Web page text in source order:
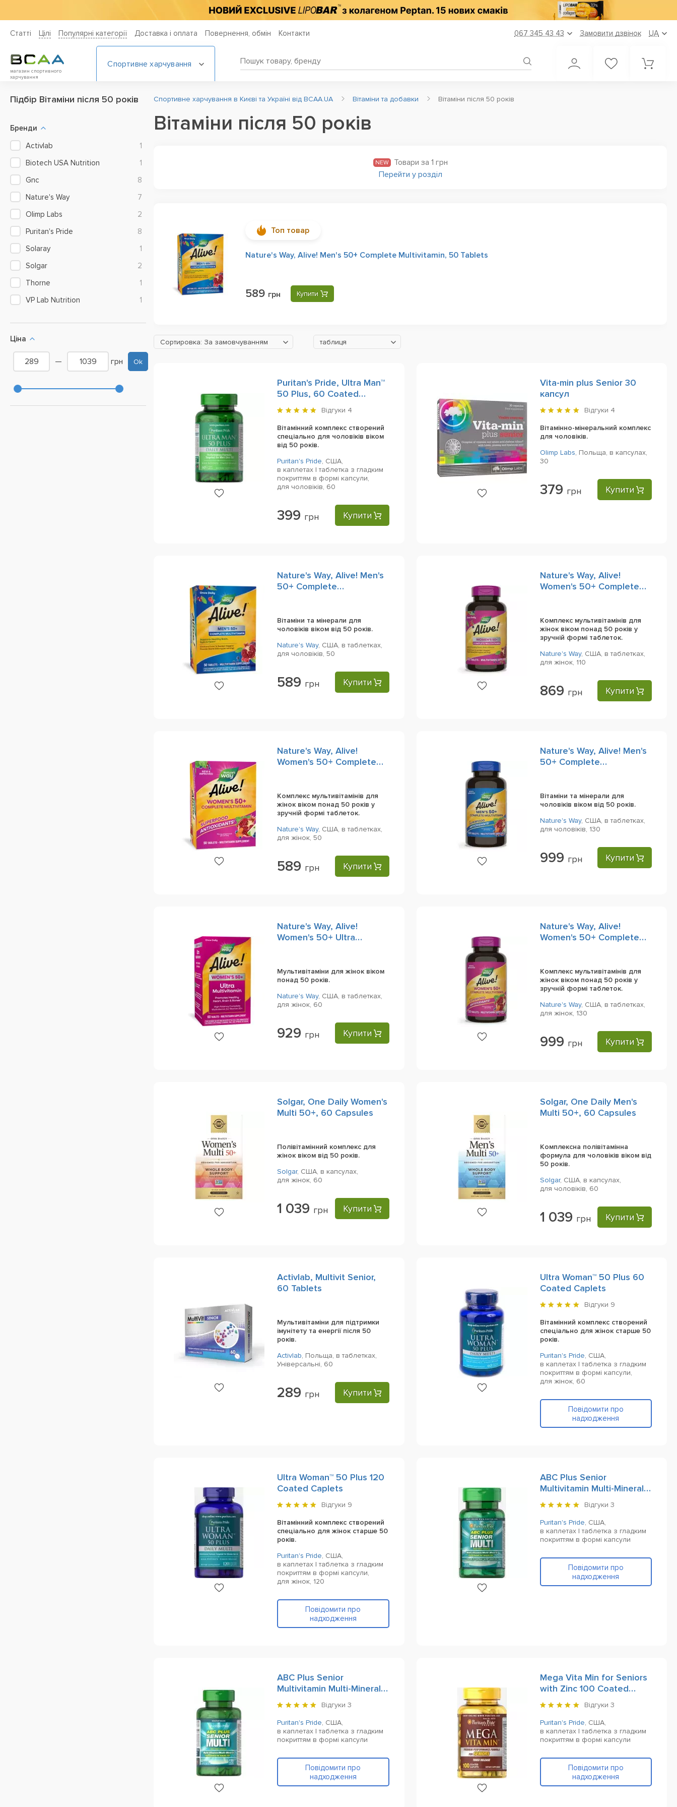
Статті Цiлi Популярні категорії Доставка і оплата Повернення, обмін Контакти 067 345 43 43 Замовити дзвінок UA
магазин спортивного
харчування
Спортивне харчування
Підбір Вітаміни після 50 років
Бренди
Activlab
1
Biotech USA Nutrition
1
Gnc
8
Nature's Way
7
Olimp Labs
2
Puritan's Pride
8
Solaray
1
Solgar
2
Thorne
1
VP Lab Nutrition
1
Ціна
— грн Ok
Спортивне харчування в Києві та Україні від BCAA.UA Вітаміни та добавки Вітаміни після 50 років
Вітаміни після 50 років
NEW
Товари за 1 грн
Перейти у розділ
Топ товар
Nature's Way, Alive! Men's 50+ Complete Multivitamin, 50 Tablets
589 грн Купити
Сортировка: За замовчуванням таблиця
Puritan's Pride, Ultra Man™
50 Plus, 60 Сoated
Сaplets
Відгуки 4
Вітамінний комплекс створений
спеціально для чоловіків віком
від 50 років.
Puritan's Pride, США,
в каплетах | таблетка з гладким
покриттям в формі капсули,
для чоловіків, 60
399 грн Купити
Vita-min plus Senior 30
капсул
Відгуки 4
Вітамінно-мінеральний комплекс
для чоловіків.
Olimp Labs, Польща, в капсулах,
30
379 грн Купити
Nature's Way, Alive! Men's
50+ Complete
Вітаміни та мінерали для
чоловіків віком від 50 років.
Nature's Way, США, в таблетках,
для чоловіків, 50
589 грн Купити
Nature's Way, Alive!
Women's 50+ Complete
Комплекс мультивітамінів для
жінок віком понад 50 років у
зручній формі таблеток.
Nature's Way, США, в таблетках,
для жінок, 110
869 грн Купити
Nature's Way, Alive!
Women's 50+ Complete
Комплекс мультивітамінів для
жінок віком понад 50 років у
зручній формі таблеток.
Nature's Way, США, в таблетках,
для жінок, 50
589 грн Купити
Nature's Way, Alive! Men's
50+ Complete
Вітаміни та мінерали для
чоловіків віком від 50 років.
Nature's Way, США, в таблетках,
для чоловіків, 130
999 грн Купити
Nature's Way, Alive!
Women's 50+ Ultra
Мультивітаміни для жінок віком
понад 50 років.
Nature's Way, США, в таблетках,
для жінок, 60
929 грн Купити
Nature's Way, Alive!
Women's 50+ Complete
Комплекс мультивітамінів для
жінок віком понад 50 років у
зручній формі таблеток.
Nature's Way, США, в таблетках,
для жінок, 130
999 грн Купити
Solgar, One Daily Women's
Multi 50+, 60 Capsules
Полівітамінний комплекс для
жінок віком від 50 років.
Solgar, США, в капсулах,
для жінок, 60
1 039 грн Купити
Solgar, One Daily Men's
Multi 50+, 60 Capsules
Комплексна полівітамінна
формула для чоловіків віком від
50 років.
Solgar, США, в капсулах,
для чоловіків, 60
1 039 грн Купити
Activlab, Multivit Senior,
60 Tablets
Мультивітаміни для підтримки
імунітету та енергії після 50
років.
Activlab, Польща, в таблетках,
Універсальні, 60
289 грн Купити
Ultra Woman™ 50 Plus 60
Coated Caplets
Відгуки 9
Вітамінний комплекс створений
спеціально для жінок старше 50
років.
Puritan's Pride, США,
в каплетах | таблетка з гладким
покриттям в формі капсули,
для жінок, 60
Повідомити про
надходження
Ultra Woman™ 50 Plus 120
Coated Caplets
Відгуки 9
Вітамінний комплекс створений
спеціально для жінок старше 50
років.
Puritan's Pride, США,
в каплетах | таблетка з гладким
покриттям в формі капсули,
для жінок, 120
Повідомити про
надходження
ABC Plus Senior
Multivitamin Multi-Mineral
Formula 60 Сoated
Сaplets
Відгуки 3
Puritan's Pride, США,
в каплетах | таблетка з гладким
покриттям в формі капсули
Повідомити про
надходження
ABC Plus Senior
Multivitamin Multi-Mineral
Formula 120 Сoated
Сaplets
Відгуки 3
Puritan's Pride, США,
в каплетах | таблетка з гладким
покриттям в формі капсули
Повідомити про
надходження
Mega Vita Min for Seniors
with Zinc 100 Сoated
Сaplets
Відгуки 3
Puritan's Pride, США,
в каплетах | таблетка з гладким
покриттям в формі капсули
Повідомити про
надходження